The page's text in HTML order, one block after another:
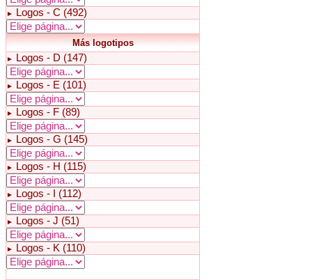
► Logos - C (492)
Más logotipos
► Logos - D (147)
► Logos - E (101)
► Logos - F (89)
► Logos - G (145)
► Logos - H (115)
► Logos - I (112)
► Logos - J (51)
► Logos - K (110)